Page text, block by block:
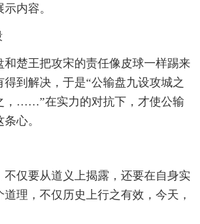
内容。
和楚王把攻宋的责任像皮球一样踢来
到解决，于是“公输盘九设攻城之
，……”在实力的对抗下，才使公输
心。
不仅要从道义上揭露，还要在自身实
理，不仅历史上行之有效，今天，